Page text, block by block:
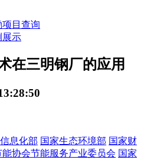
目查询
展示
在三明钢厂的应用
息化部 国家生态环境部 国家财
能协会节能服务产业委员会 国家